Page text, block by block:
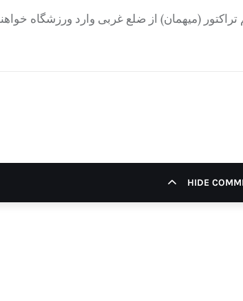
(میهمان) از ضلع غربی وارد ورزشگاه
HIDE